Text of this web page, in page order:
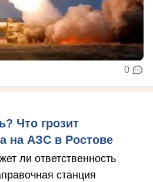
0
Что грозит
на АЗС в Ростове
ли ответственность
станция